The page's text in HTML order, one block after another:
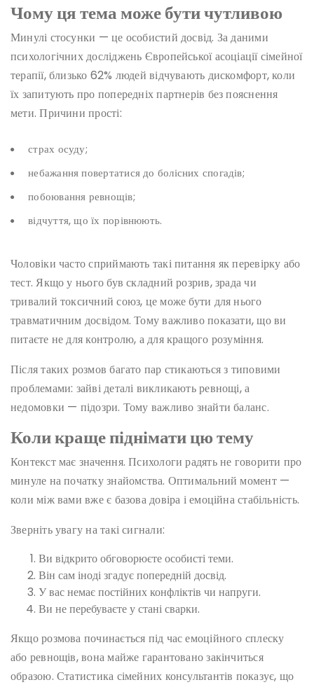
Чому ця тема може бути чутливою
Минулі стосунки — це особистий досвід. За даними
психологічних досліджень Європейської асоціації сімейної
терапії, близько 62% людей відчувають дискомфорт, коли
їх запитують про попередніх партнерів без пояснення
мети. Причини прості:
страх осуду;
небажання повертатися до болісних спогадів;
побоювання ревнощів;
відчуття, що їх порівнюють.
Чоловіки часто сприймають такі питання як перевірку або
тест. Якщо у нього був складний розрив, зрада чи
тривалий токсичний союз, це може бути для нього
травматичним досвідом. Тому важливо показати, що ви
питаєте не для контролю, а для кращого розуміння.
Після таких розмов багато пар стикаються з типовими
проблемами: зайві деталі викликають ревнощі, а
недомовки — підозри. Тому важливо знайти баланс.
Коли краще піднімати цю тему
Контекст має значення. Психологи радять не говорити про
минуле на початку знайомства. Оптимальний момент —
коли між вами вже є базова довіра і емоційна стабільність.
Зверніть увагу на такі сигнали:
Ви відкрито обговорюєте особисті теми.
Він сам іноді згадує попередній досвід.
У вас немає постійних конфліктів чи напруги.
Ви не перебуваєте у стані сварки.
Якщо розмова починається під час емоційного сплеску
або ревнощів, вона майже гарантовано закінчиться
образою. Статистика сімейних консультантів показує, що